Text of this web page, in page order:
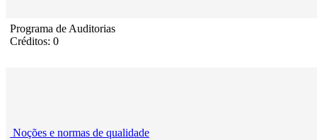
Programa de Auditorias
Créditos: 0
Noções e normas de qualidade